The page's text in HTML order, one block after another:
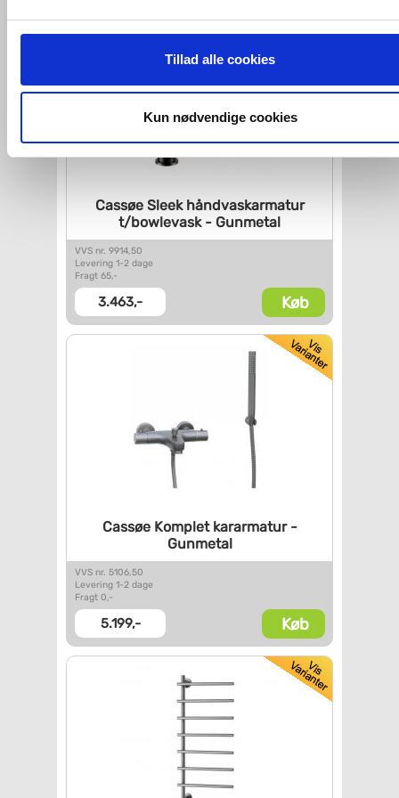
Hvis du accepterer alle cookies, så giver du samtykke til de
ovenfor nævnte formål med de pågældende cookies. Du har
og fra nedenfor. Til enhver tid er det ligeledes muligt, at
dit samtykke, hvis du måtte ønske det.
Du kan se mere om, hvordan vi behandler dine
Tillad alle cookies
Kun nødvendige cookies
Cassøe Sleek håndvaskarmatur
t/bowlevask - Gunmetal
VVS nr. 9914,50
Levering 1-2 dage
Fragt 65,-
3.463,- Køb
Cassøe Komplet kararmatur -
Gunmetal
VVS nr. 5106,50
Levering 1-2 dage
Fragt 0,-
5.199,- Køb